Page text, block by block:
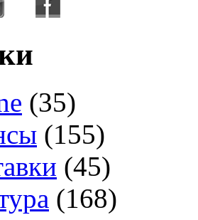
(35)
(155)
(45)
(168)